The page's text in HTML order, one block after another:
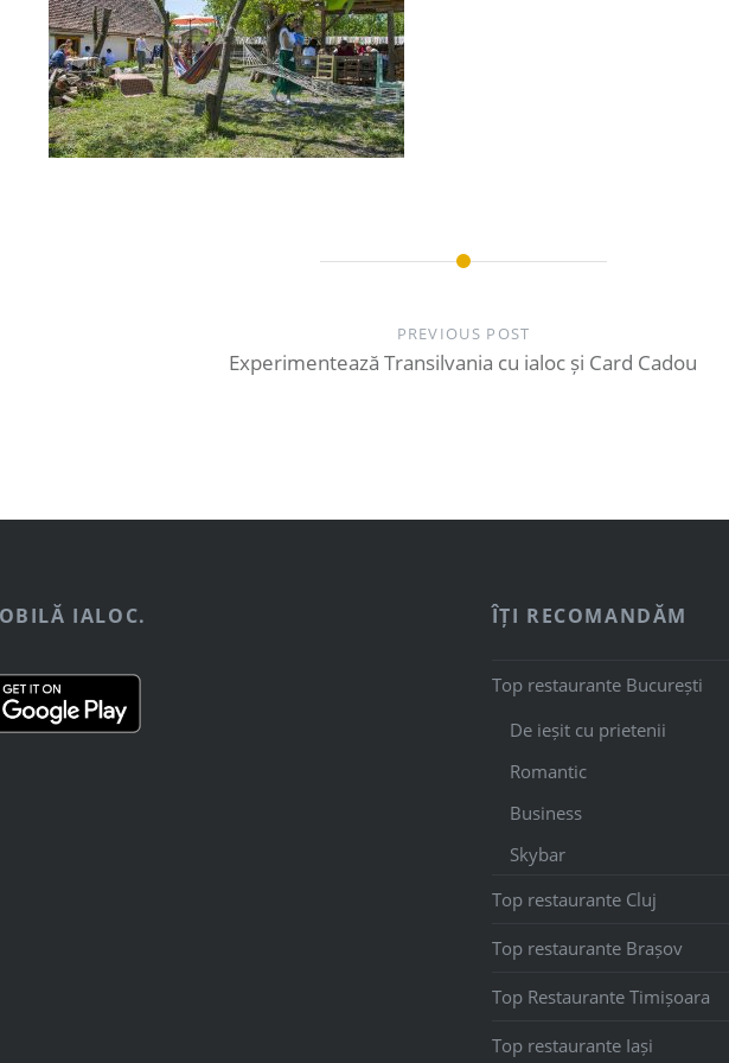
PREVIOUS POST
Experimentează Transilvania cu ialoc și Card Cadou
IALOC. ÎȚI RECOMANDĂM
Top restaurante București
De ieșit cu prietenii
Romantic
Business
Skybar
Top restaurante Cluj
Top restaurante Brașov
Top Restaurante Timișoara
Top restaurante Iași